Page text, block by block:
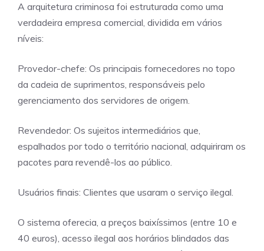
A arquitetura criminosa foi estruturada como uma
verdadeira empresa comercial, dividida em vários
níveis:
Provedor-chefe: Os principais fornecedores no topo
da cadeia de suprimentos, responsáveis ​​pelo
gerenciamento dos servidores de origem.
Revendedor: Os sujeitos intermediários que,
espalhados por todo o território nacional, adquiriram os
pacotes para revendê-los ao público.
Usuários finais: Clientes que usaram o serviço ilegal.
O sistema oferecia, a preços baixíssimos (entre 10 e
40 euros), acesso ilegal aos horários blindados das